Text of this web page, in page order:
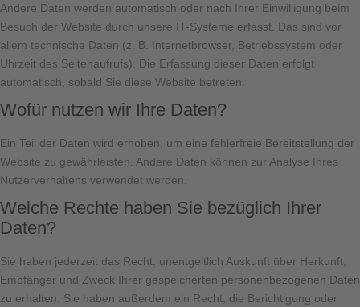
Andere Daten werden automatisch oder nach Ihrer Einwilligung beim
Besuch der Website durch unsere IT-Systeme erfasst. Das sind vor
allem technische Daten (z. B. Internetbrowser, Betriebssystem oder
Uhrzeit des Seitenaufrufs). Die Erfassung dieser Daten erfolgt
automatisch, sobald Sie diese Website betreten.
Wofür nutzen wir Ihre Daten?
Ein Teil der Daten wird erhoben, um eine fehlerfreie Bereitstellung der
Website zu gewährleisten. Andere Daten können zur Analyse Ihres
Nutzerverhaltens verwendet werden.
Welche Rechte haben Sie bezüglich Ihrer
Daten?
Sie haben jederzeit das Recht, unentgeltlich Auskunft über Herkunft,
Empfänger und Zweck Ihrer gespeicherten personenbezogenen Daten
zu erhalten. Sie haben außerdem ein Recht, die Berichtigung oder